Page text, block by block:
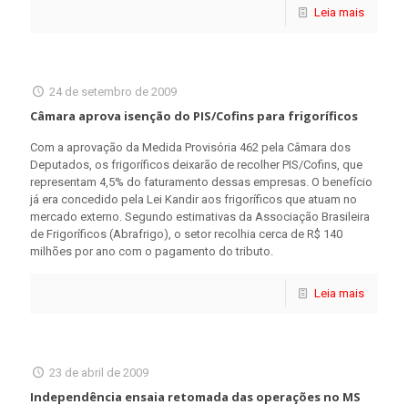
Leia mais
24 de setembro de 2009
Câmara aprova isenção do PIS/Cofins para frigoríficos
Com a aprovação da Medida Provisória 462 pela Câmara dos
Deputados, os frigoríficos deixarão de recolher PIS/Cofins, que
representam 4,5% do faturamento dessas empresas. O benefício
já era concedido pela Lei Kandir aos frigoríficos que atuam no
mercado externo. Segundo estimativas da Associação Brasileira
de Frigoríficos (Abrafrigo), o setor recolhia cerca de R$ 140
milhões por ano com o pagamento do tributo.
Leia mais
23 de abril de 2009
Independência ensaia retomada das operações no MS